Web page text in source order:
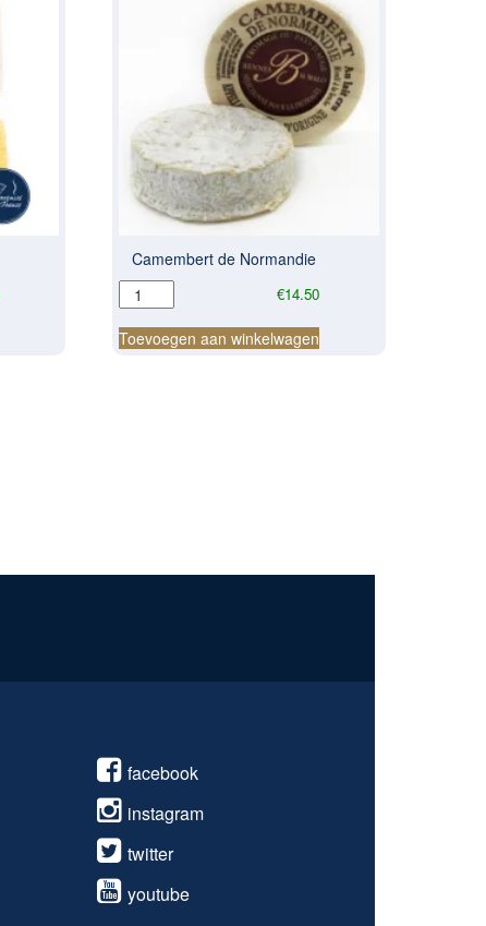
Camembert de Normandie
€14.50
Camembert
de
Normandie
aantal
Toevoegen aan winkelwagen
facebook
instagram
twitter
youtube